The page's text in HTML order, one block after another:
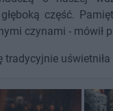
część.
czynami - mówił